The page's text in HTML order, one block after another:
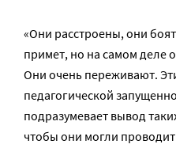
«Они расстроены, они
примет, но на самом деле
Они очень переживают.
педагогической
подразумевает вывод
чтобы они могли